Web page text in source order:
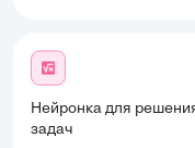
Нейронка для
задач